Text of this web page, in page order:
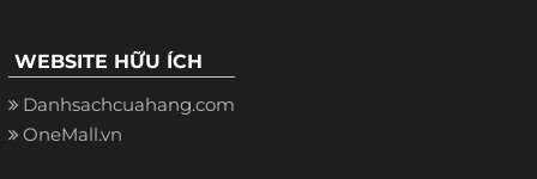
WEBSITE HỮU ÍCH
Danhsachcuahang.com
OneMall.vn